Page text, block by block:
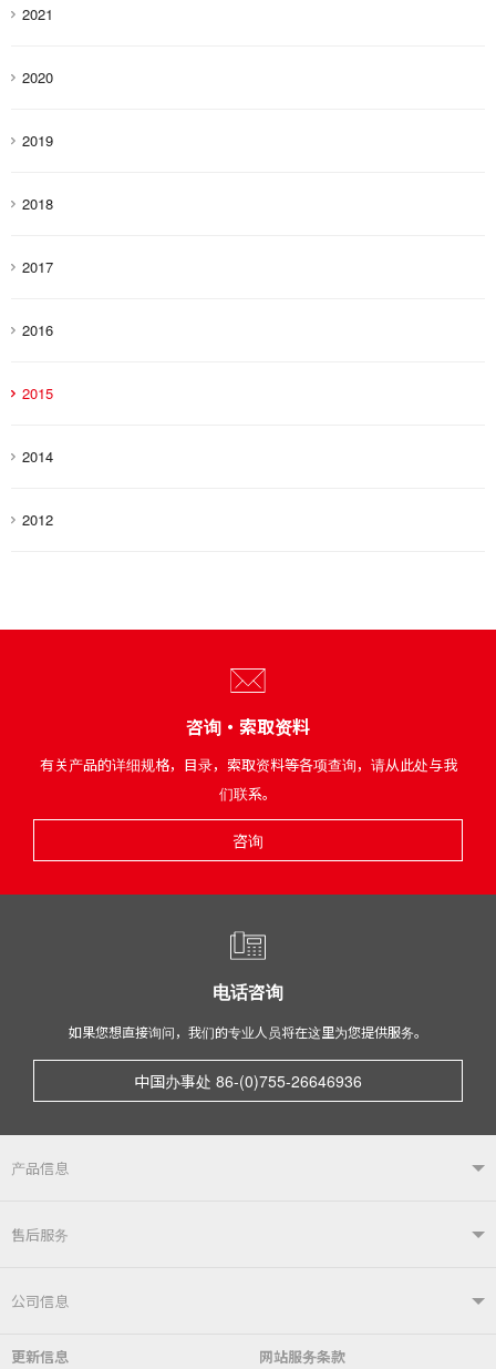
2021
2020
2019
2018
2017
2016
2015
2014
2012
咨询・索取资料
有关产品的详细规格，目录，索取资料等各项查询，请从此处与我
们联系。
咨询
电话咨询
如果您想直接询问，我们的专业人员将在这里为您提供服务。
中国办事处 86-(0)755-26646936
产品信息
产品信息TOP
自动焊接系统
自动送锡装置 焊嘴温度计／电烙铁综合测试仪
售后服务
售后服务TOP
常见问题 综合目录
公司信息
公司简介 社长致辞
更新信息 网站服务条款